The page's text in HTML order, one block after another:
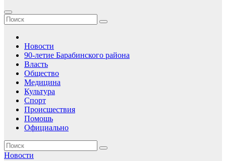
Новости
90-летие Барабинского района
Власть
Общество
Медицина
Культура
Спорт
Происшествия
Помошь
Официально
Новости